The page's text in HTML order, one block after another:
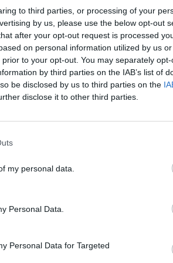
to third parties, or processing of your
by us, please use the below opt-out
after your opt-out request is processed
on personal information utilized by us
to your opt-out. You may separately
by third parties on the IAB’s list of
be disclosed by us to third parties on the
disclose it to other third parties.
my personal data.
Personal Data.
Personal Data for Targeted
y moda propia para llevar BLM a 300
que se gestionará bajo
tiendas , de las que 15 locales
Málaga, Marbella, Gran Canaria,
Licencing & Merchandising
del equipo azulgrana es
al cierre de esta temporada y
. Entre lasclaves, la reapertura